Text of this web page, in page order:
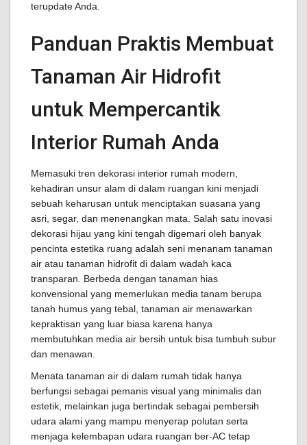
terupdate Anda.
Panduan Praktis Membuat
Tanaman Air Hidrofit
untuk Mempercantik
Interior Rumah Anda
Memasuki tren dekorasi interior rumah modern,
kehadiran unsur alam di dalam ruangan kini menjadi
sebuah keharusan untuk menciptakan suasana yang
asri, segar, dan menenangkan mata. Salah satu inovasi
dekorasi hijau yang kini tengah digemari oleh banyak
pencinta estetika ruang adalah seni menanam tanaman
air atau tanaman hidrofit di dalam wadah kaca
transparan. Berbeda dengan tanaman hias
konvensional yang memerlukan media tanam berupa
tanah humus yang tebal, tanaman air menawarkan
kepraktisan yang luar biasa karena hanya
membutuhkan media air bersih untuk bisa tumbuh subur
dan menawan.
Menata tanaman air di dalam rumah tidak hanya
berfungsi sebagai pemanis visual yang minimalis dan
estetik, melainkan juga bertindak sebagai pembersih
udara alami yang mampu menyerap polutan serta
menjaga kelembapan udara ruangan ber-AC tetap